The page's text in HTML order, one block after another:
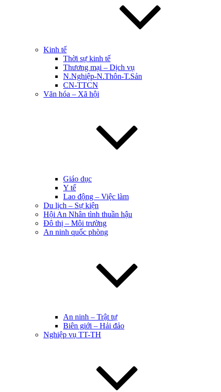
Kinh tế
Thời sự kinh tế
Thương mại – Dịch vụ
N.Nghiệp-N.Thôn-T.Sản
CN-TTCN
Văn hóa – Xã hội
Giáo dục
Y tế
Lao động – Việc làm
Du lịch – Sự kiện
Hội An Nhân tình thuần hậu
Đô thị – Môi trường
An ninh quốc phòng
An ninh – Trật tự
Biên giới – Hải đảo
Nghiệp vụ TT-TH